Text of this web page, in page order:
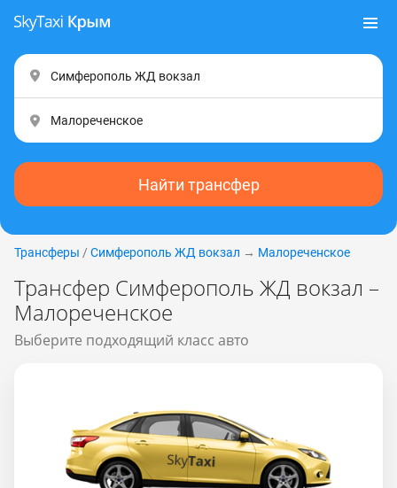
Найти трансфер
Трансферы / Симферополь ЖД вокзал → Малореченское
Трансфер Симферополь ЖД вокзал –
Малореченское
Выберите подходящий класс авто